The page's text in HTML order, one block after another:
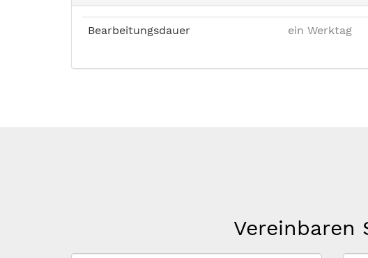
Bearbeitungsdauer ein Werktag
Vereinbaren